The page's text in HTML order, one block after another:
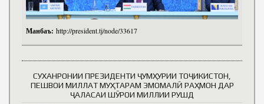
Манбаъ: http://president.tj/node/33617
СУХАНРОНИИ ПРЕЗИДЕНТИ ҶУМҲУРИИ ТОҶИКИСТОН,
ПЕШВОИ МИЛЛАТ МУҲТАРАМ ЭМОМАЛӢ РАҲМОН ДАР
ҶАЛАСАИ ШӮРОИ МИЛЛИИ РУШД